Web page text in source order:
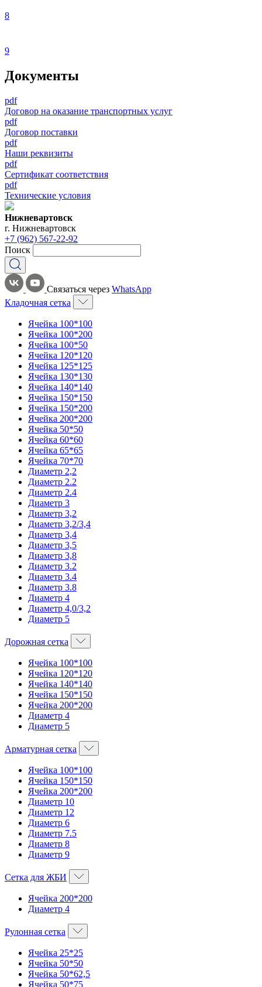
8
9
Документы
pdf
Договор на оказание транспортных услуг
pdf
Договор поставки
pdf
Наши реквизиты
pdf
Сертификат соответствия
pdf
Технические условия
Нижневартовск
г. Нижневартовск
+7 (962) 567-22-92
Поиск
Связаться через WhatsApp
Кладочная сетка
Ячейка 100*100
Ячейка 100*200
Ячейка 100*50
Ячейка 120*120
Ячейка 125*125
Ячейка 130*130
Ячейка 140*140
Ячейка 150*150
Ячейка 150*200
Ячейка 200*200
Ячейка 50*50
Ячейка 60*60
Ячейка 65*65
Ячейка 70*70
Диаметр 2,2
Диаметр 2.2
Диаметр 2.4
Диаметр 3
Диаметр 3,2
Диаметр 3,2/3,4
Диаметр 3,4
Диаметр 3,5
Диаметр 3,8
Диаметр 3.2
Диаметр 3.4
Диаметр 3.8
Диаметр 4
Диаметр 4,0/3,2
Диаметр 5
Дорожная сетка
Ячейка 100*100
Ячейка 120*120
Ячейка 140*140
Ячейка 150*150
Ячейка 200*200
Диаметр 4
Диаметр 5
Арматурная сетка
Ячейка 100*100
Ячейка 150*150
Ячейка 200*200
Диаметр 10
Диаметр 12
Диаметр 6
Диаметр 7.5
Диаметр 8
Диаметр 9
Сетка для ЖБИ
Ячейка 200*200
Диаметр 4
Рулонная сетка
Ячейка 25*25
Ячейка 50*50
Ячейка 50*62,5
Ячейка 50*75